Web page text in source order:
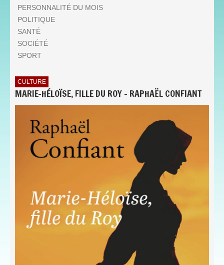
PERSONNALITÉ DU MOIS
POLITIQUE
SANTÉ
SOCIÉTÉ
SPORT
CULTURE
MARIE-HÉLOÏSE, FILLE DU ROY - RAPHAËL CONFIANT